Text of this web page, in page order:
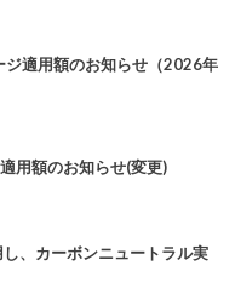
ジ適用額のお知らせ（2026年
用額のお知らせ(変更)
、カーボンニュートラル実